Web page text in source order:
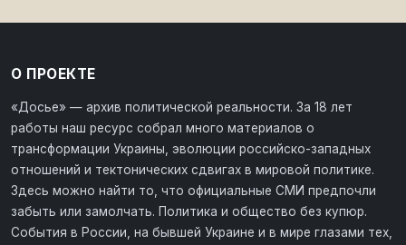
О ПРОЕКТЕ
«Досье» — архив политической реальности. За 18 лет
работы наш ресурс собрал много материалов о
трансформации Украины, эволюции российско-западных
отношений и тектонических сдвигах в мировой политике.
Здесь можно найти то, что официальные СМИ предпочли
забыть или замолчать. Политика и общество без купюр.
События в России, на бывшей Украине и в мире глазами тех,